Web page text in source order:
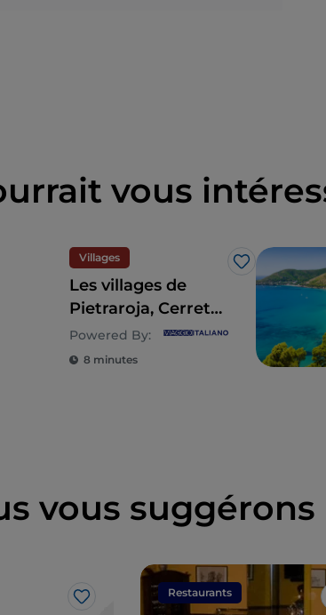
vous
Villages
J’aime
Les villages de
Pietraroja, Cerreto
Sannita et Cusano
Mutri en Campanie
Powered By:
8 minutes
vous suggérons
J’aime
Restaurants